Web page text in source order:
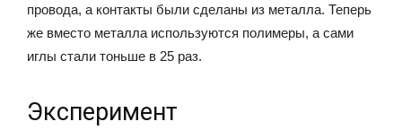
провода, а контакты были сделаны из металла. Теперь
же вместо металла используются полимеры, а сами
иглы стали тоньше в 25 раз.
Эксперимент